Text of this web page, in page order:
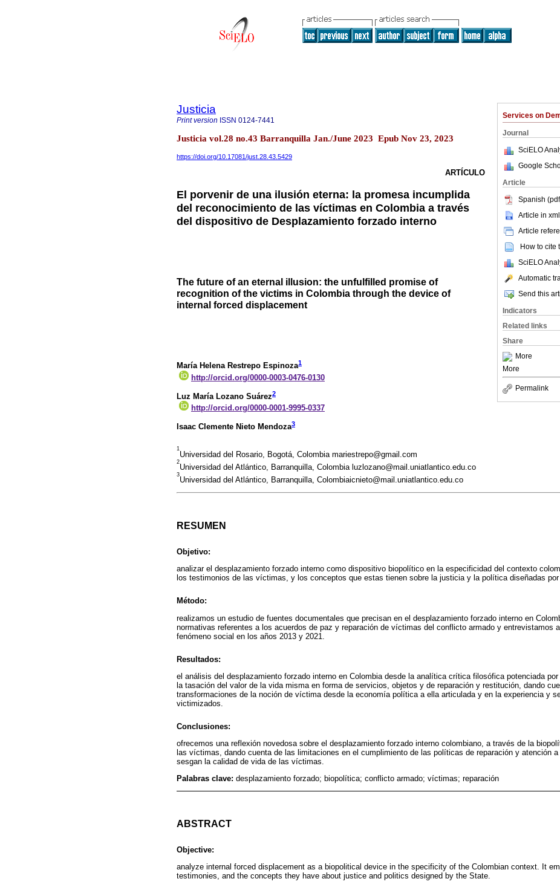
Services on
Journal
SciELO
Google
Article
Spanish
Article in
Article
How to cite
SciELO
Automatic
Send this
Indicators
Related links
Share
More
More
Permalink
Justicia
Print version ISSN 0124-7441
Justicia vol.28 no.43 Barranquilla Jan./June 2023 Epub Nov 23, 2023
https://doi.org/10.17081/just.28.43.5429
ARTÍCULO
El porvenir de una ilusión eterna: la promesa incumplida
del reconocimiento de las víctimas en Colombia a través
del dispositivo de Desplazamiento forzado interno
The future of an eternal illusion: the unfulfilled promise of
recognition of the victims in Colombia through the device of
internal forced displacement
María Helena Restrepo Espinoza1
http://orcid.org/0000-0003-0476-0130
Luz María Lozano Suárez2
http://orcid.org/0000-0001-9995-0337
Isaac Clemente Nieto Mendoza3
1
Universidad del Rosario, Bogotá, Colombia mariestrepo@gmail.com
2
Universidad del Atlántico, Barranquilla, Colombia luzlozano@mail.uniatlantico.edu.co
3
Universidad del Atlántico, Barranquilla, Colombiaicnieto@mail.uniatlantico.edu.co
RESUMEN
Objetivo:
analizar el desplazamiento forzado interno como dispositivo biopolítico en la especificidad del contexto
los testimonios de las víctimas, y los conceptos que estas tienen sobre la justicia y la política diseñadas
Método:
realizamos un estudio de fuentes documentales que precisan en el desplazamiento forzado interno en
normativas referentes a los acuerdos de paz y reparación de víctimas del conflicto armado y entrevistamos
fenómeno social en los años 2013 y 2021.
Resultados:
el análisis del desplazamiento forzado interno en Colombia desde la analítica crítica filosófica potenciada
la tasación del valor de la vida misma en forma de servicios, objetos y de reparación y restitución, dando
transformaciones de la noción de víctima desde la economía política a ella articulada y en la experiencia y
victimizados.
Conclusiones:
ofrecemos una reflexión novedosa sobre el desplazamiento forzado interno colombiano, a través de la
las víctimas, dando cuenta de las limitaciones en el cumplimiento de las políticas de reparación y atención
sesgan la calidad de vida de las víctimas.
Palabras clave: desplazamiento forzado; biopolítica; conflicto armado; víctimas; reparación
ABSTRACT
Objective:
analyze internal forced displacement as a biopolitical device in the specificity of the Colombian context. It
testimonies, and the concepts they have about justice and politics designed by the State.